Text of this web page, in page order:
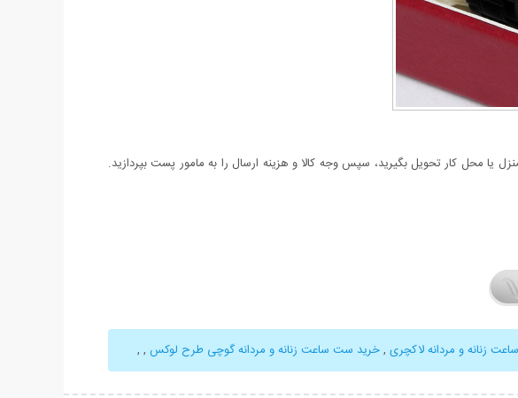
محل کار تحویل بگیرید، سپس وجه کالا و هزینه ارسال را به مامور پست بپردازید.
زنانه و مردانه لاکچری ,خرید ست ساعت زنانه و مردانه گوچی طرح لوکس ,
,